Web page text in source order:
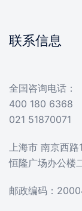
联系信息
全国咨询电话：
400 180 6368
021 51870071
上海市 南京西
恒隆广场办公楼
邮政编码：